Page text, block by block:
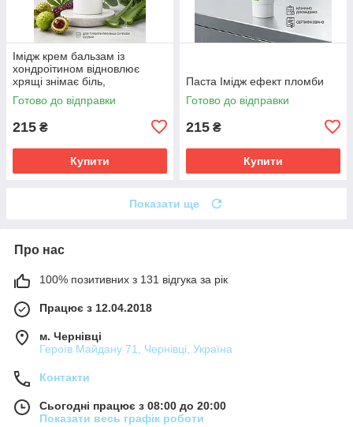
Імідж крем бальзам із
хондроітином відновлює
хрящі знімає біль,
відновлюють еластичність
хрящової тканини
Готово до відправки
215 ₴
Купити
Паста Імідж ефект пломби
Готово до відправки
215 ₴
Купити
Показати ще
Про нас
100% позитивних з 131 відгука за рік
Працює з 12.04.2018
м. Чернівці
Героїв Майдану 71, Чернівці, Україна
Контакти
Сьогодні працює з 08:00 до 20:00
Показати весь графік роботи